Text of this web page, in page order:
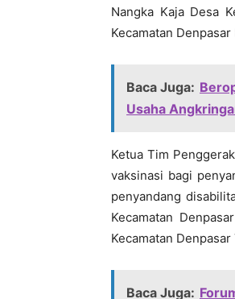
Nangka Kaja Desa
Kecamatan
Baca Juga:
Usaha
Ketua Tim
vaksinasi bagi
penyandang
Kecamatan
Kecamatan
Baca Juga: